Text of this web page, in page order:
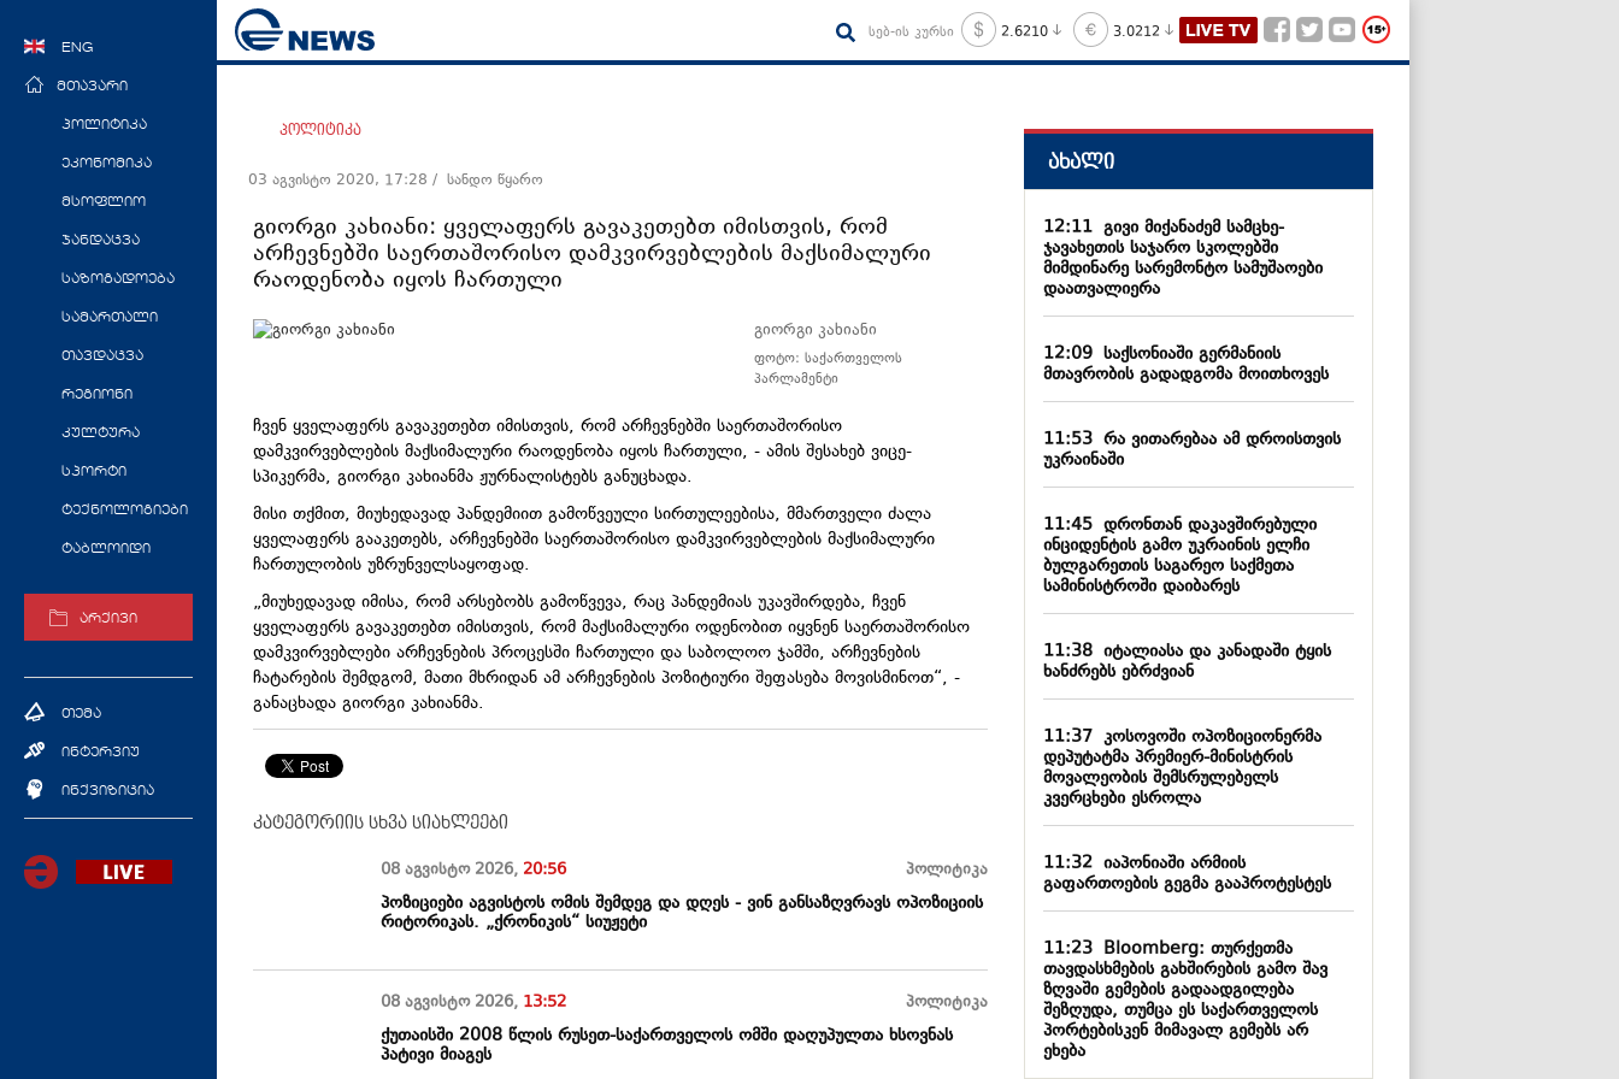
ENG
მთავარი
პოლიტიკა
ეკონომიკა
მსოფლიო
ჯანდაცვა
საზოგადოება
სამართალი
თავდაცვა
რეგიონი
კულტურა
სპორტი
ტექნოლოგიები
ტაბლოიდი
არქივი
თემა
ინტერვიუ
ინქვიზიცია
სებ-ის კურსი 2.6210 3.0212
პოლიტიკა
03 აგვისტო 2020, 17:28 / სანდო წყარო
გიორგი კახიანი: ყველაფერს გავაკეთებთ იმისთვის, რომ
არჩევნებში საერთაშორისო დამკვირვებლების მაქსიმალური
რაოდენობა იყოს ჩართული
გიორგი კახიანი
ფოტო: საქართველოს
პარლამენტი
ჩვენ ყველაფერს გავაკეთებთ იმისთვის, რომ არჩევნებში საერთაშორისო
დამკვირვებლების მაქსიმალური რაოდენობა იყოს ჩართული, - ამის შესახებ ვიცე-
სპიკერმა, გიორგი კახიანმა ჟურნალისტებს განუცხადა.
მისი თქმით, მიუხედავად პანდემიით გამოწვეული სირთულეებისა, მმართველი ძალა
ყველაფერს გააკეთებს, არჩევნებში საერთაშორისო დამკვირვებლების მაქსიმალური
ჩართულობის უზრუნველსაყოფად.
„მიუხედავად იმისა, რომ არსებობს გამოწვევა, რაც პანდემიას უკავშირდება, ჩვენ
ყველაფერს გავაკეთებთ იმისთვის, რომ მაქსიმალური ოდენობით იყვნენ საერთაშორისო
დამკვირვებლები არჩევნების პროცესში ჩართული და საბოლოო ჯამში, არჩევნების
ჩატარების შემდგომ, მათი მხრიდან ამ არჩევნების პოზიტიური შეფასება მოვისმინოთ“, -
განაცხადა გიორგი კახიანმა.
კატეგორიის სხვა სიახლეები
08 აგვისტო 2026, 20:56 პოლიტიკა
პოზიციები აგვისტოს ომის შემდეგ და დღეს - ვინ განსაზღვრავს ოპოზიციის
რიტორიკას. „ქრონიკის“ სიუჟეტი
08 აგვისტო 2026, 13:52 პოლიტიკა
ქუთაისში 2008 წლის რუსეთ-საქართველოს ომში დაღუპულთა ხსოვნას
პატივი მიაგეს
ახალი
12:11გივი მიქანაძემ სამცხე-
ჯავახეთის საჯარო სკოლებში
მიმდინარე სარემონტო სამუშაოები
დაათვალიერა
12:09საქსონიაში გერმანიის
მთავრობის გადადგომა მოითხოვეს
11:53რა ვითარებაა ამ დროისთვის
უკრაინაში
11:45დრონთან დაკავშირებული
ინციდენტის გამო უკრაინის ელჩი
ბულგარეთის საგარეო საქმეთა
სამინისტროში დაიბარეს
11:38იტალიასა და კანადაში ტყის
ხანძრებს ებრძვიან
11:37კოსოვოში ოპოზიციონერმა
დეპუტატმა პრემიერ-მინისტრის
მოვალეობის შემსრულებელს
კვერცხები ესროლა
11:32იაპონიაში არმიის
გაფართოების გეგმა გააპროტესტეს
11:23Bloomberg: თურქეთმა
თავდასხმების გახშირების გამო შავ
ზღვაში გემების გადაადგილება
შეზღუდა, თუმცა ეს საქართველოს
პორტებისკენ მიმავალ გემებს არ
ეხება